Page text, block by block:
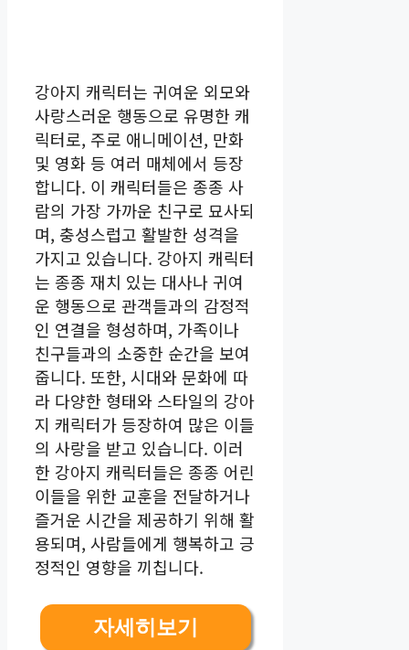
강아지 캐릭터는 귀여운 외모와
사랑스러운 행동으로 유명한 캐
릭터로, 주로 애니메이션, 만화
및 영화 등 여러 매체에서 등장
합니다. 이 캐릭터들은 종종 사
람의 가장 가까운 친구로 묘사되
며, 충성스럽고 활발한 성격을
가지고 있습니다. 강아지 캐릭터
는 종종 재치 있는 대사나 귀여
운 행동으로 관객들과의 감정적
인 연결을 형성하며, 가족이나
친구들과의 소중한 순간을 보여
줍니다. 또한, 시대와 문화에 따
라 다양한 형태와 스타일의 강아
지 캐릭터가 등장하여 많은 이들
의 사랑을 받고 있습니다. 이러
한 강아지 캐릭터들은 종종 어린
이들을 위한 교훈을 전달하거나
즐거운 시간을 제공하기 위해 활
용되며, 사람들에게 행복하고 긍
정적인 영향을 끼칩니다.
자세히보기